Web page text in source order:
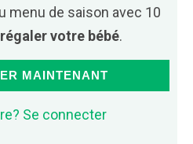
menu de saison avec 10
régaler votre bébé.
MAINTENANT
Se connecter